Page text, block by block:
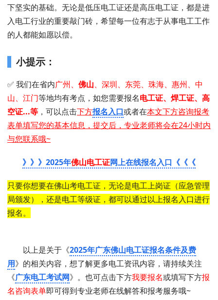
下坚实的基础。无论是低压电工证还是高压电工证，都是进
入电工行业的重要敲门砖，希望每一位有志于从事电工工作
的人都能如愿以偿。
小提示：
✅ 我们在省内广州、 佛山、深圳、东莞、珠海、惠州、中
山、江门等地均有考点，如您需要 报名电工证 、 焊工证 、 高
空证...等 ，可以点击下方报名入口或者在本文下方咨询报考
表单填写您的基本信息，提交后，专业老师将会在24小时内
与您联系哦~
》》》2025年佛山电工证网上在线报名入口《《《
只要你想要在佛山考电工证，无论是电工上岗证（应急管理
局颁发），还是电工等级证，都可以通过以上报名入口进行
报名。
以上是关于《2025年广东佛山电工证报名条件及费
用》的相关内容，想了解更多电工资讯内容，请持续关注
《广东电工考试网》。也可点击下方我要报名或填写下方报
名咨询表单即可得到专业老师在线解答和报考服务哦~